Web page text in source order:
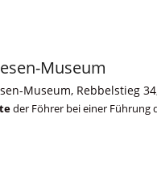
Museum
Museum, Rebbelstieg
der Föhrer bei einer Führung